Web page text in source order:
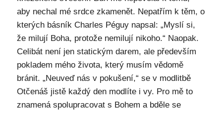
aby nechal mé srdce zkamenět. Nepatřím k těm, o
kterých básník Charles Péguy napsal: „Myslí si,
že milují Boha, protože nemilují nikoho.“ Naopak.
Celibát není jen statickým darem, ale především
pokladem mého života, který musím vědomě
bránit. „Neuveď nás v pokušení,“ se v modlitbě
Otčenáš jistě každý den modlíte i vy. Pro mě to
znamená spolupracovat s Bohem a bděle se